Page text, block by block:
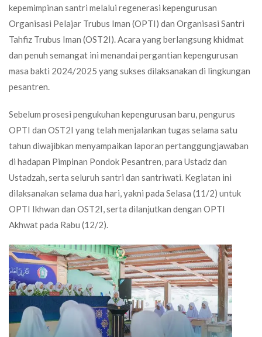
kepemimpinan santri melalui regenerasi kepengurusan
Organisasi Pelajar Trubus Iman (OPTI) dan Organisasi Santri
Tahfiz Trubus Iman (OST2I). Acara yang berlangsung khidmat
dan penuh semangat ini menandai pergantian kepengurusan
masa bakti 2024/2025 yang sukses dilaksanakan di lingkungan
pesantren.
Sebelum prosesi pengukuhan kepengurusan baru, pengurus
OPTI dan OST2I yang telah menjalankan tugas selama satu
tahun diwajibkan menyampaikan laporan pertanggungjawaban
di hadapan Pimpinan Pondok Pesantren, para Ustadz dan
Ustadzah, serta seluruh santri dan santriwati. Kegiatan ini
dilaksanakan selama dua hari, yakni pada Selasa (11/2) untuk
OPTI Ikhwan dan OST2I, serta dilanjutkan dengan OPTI
Akhwat pada Rabu (12/2).